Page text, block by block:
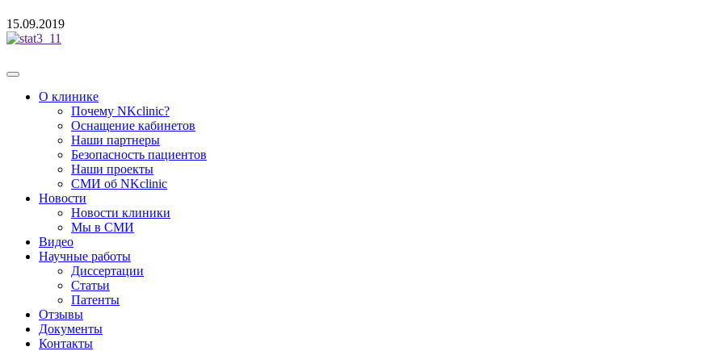
15.09.2019
О клинике
Почему NKclinic?
Оснащение кабинетов
Наши партнеры
Безопасность пациентов
Наши проекты
СМИ об NKclinic
Новости
Новости клиники
Мы в СМИ
Видео
Научные работы
Диссертации
Статьи
Патенты
Отзывы
Документы
Контакты